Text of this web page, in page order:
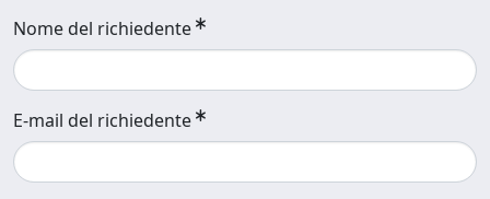
Nome del richiedente
E-mail del richiedente